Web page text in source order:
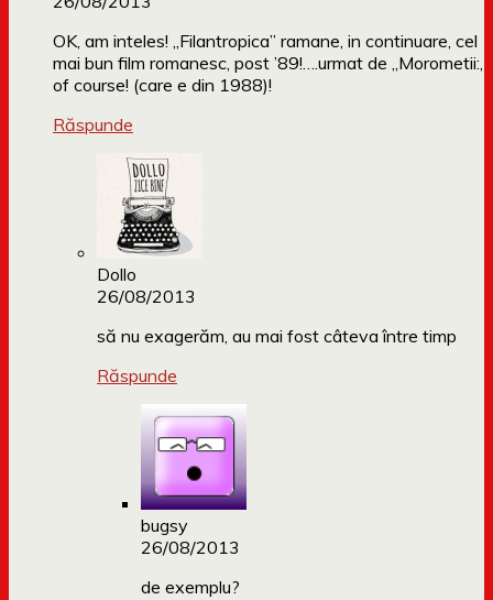
OK, am inteles! „Filantropica” ramane, in continuare, cel
mai bun film romanesc, post ’89!….urmat de „Morometii:,
of course! (care e din 1988)!
Răspunde
Dollo
26/08/2013
să nu exagerăm, au mai fost câteva între timp
Răspunde
bugsy
26/08/2013
de exemplu?